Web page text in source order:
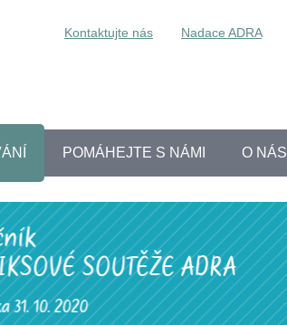
Kontaktujte nás Nadace ADRA
POMÁHEJTE S NÁMI O NÁS